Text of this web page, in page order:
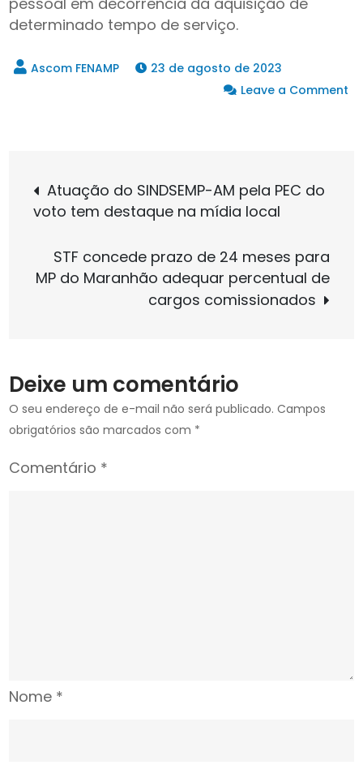
determinado tempo de serviço.
23 de agosto de 2023
Leave a Comment
pagamento
retroativo
vantagens
temporais
Câmara
Federal
Navegação
de
Post
Atuação do SINDSEMP-AM pela PEC do
voto tem destaque na mídia local
STF concede prazo de 24 meses para
MP do Maranhão adequar percentual de
cargos comissionados
Deixe um comentário
O seu endereço de e-mail não será publicado. Campos
obrigatórios são marcados com *
Comentário *
Nome *